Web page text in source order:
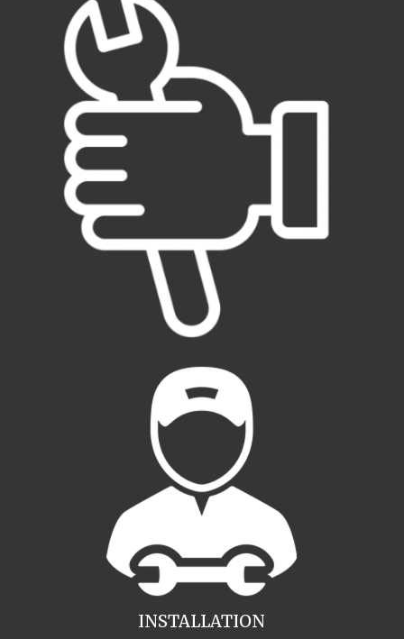
INSTALLATION